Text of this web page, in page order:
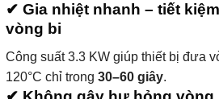
✔ Gia nhiệt nhanh – tiết
vòng bi
Công suất 3.3 KW giúp thiết bị đưa
120°C chỉ trong 30–60 giây.